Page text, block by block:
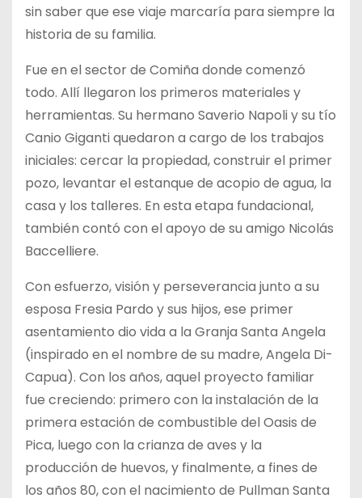
sin saber que ese viaje marcaría para siempre la
historia de su familia.
Fue en el sector de Comiña donde comenzó
todo. Allí llegaron los primeros materiales y
herramientas. Su hermano Saverio Napoli y su tío
Canio Giganti quedaron a cargo de los trabajos
iniciales: cercar la propiedad, construir el primer
pozo, levantar el estanque de acopio de agua, la
casa y los talleres. En esta etapa fundacional,
también contó con el apoyo de su amigo Nicolás
Baccelliere.
Con esfuerzo, visión y perseverancia junto a su
esposa Fresia Pardo y sus hijos, ese primer
asentamiento dio vida a la Granja Santa Angela
(inspirado en el nombre de su madre, Angela Di-
Capua). Con los años, aquel proyecto familiar
fue creciendo: primero con la instalación de la
primera estación de combustible del Oasis de
Pica, luego con la crianza de aves y la
producción de huevos, y finalmente, a fines de
los años 80, con el nacimiento de Pullman Santa